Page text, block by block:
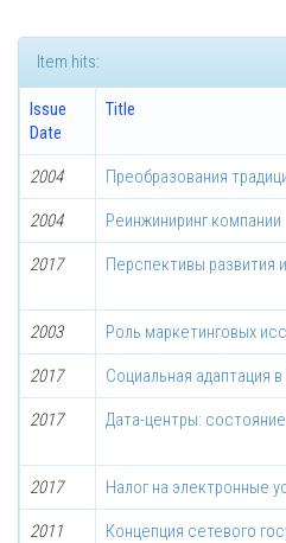
Item hits:
Issue
Date
Title
2004 Преобразования
2004 Реинжиниринг компании
2017 Перспективы развития
2003 Роль маркетинговых
2017 Социальная адаптация
2017 Дата-центры:
2017 Налог на электронные
2011
Концепция сетевого